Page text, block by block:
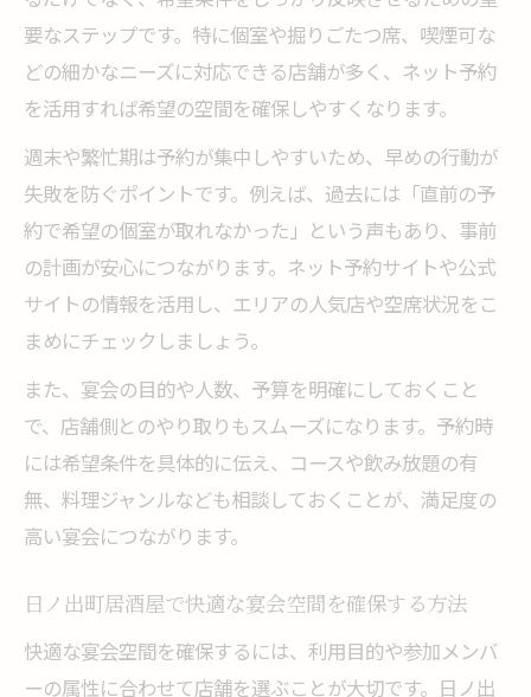
宴会プラン充実で予約人気の居酒屋活用術
個室や喫煙可で選ぶ宴会の新常識
個室居酒屋予約で宴会をゆったり満喫する
方法
喫煙可能な宴会向け居酒屋予約のポイント
宴会に最適な個室・掘りごたつ居酒屋選び
個室宴会予約で周囲を気にせず楽しむコツ
ネット予約で手軽に宴会プラン実現
ネット予約で宴会に最適な居酒屋を探すコ
ツ
宴会に便利なネット予約の使い方と注意点
法
ポイントやクーポンを活用した宴会予約術
ネット予約で宴会の準備が簡単になる理由
要なステップです。特に個室や掘りごたつ席、喫煙可な
どの細かなニーズに対応できる店舗が多く、ネット予約
を活用すれば希望の空間を確保しやすくなります。
週末や繁忙期は予約が集中しやすいため、早めの行動が
失敗を防ぐポイントです。例えば、過去には「直前の予
約で希望の個室が取れなかった」という声もあり、事前
の計画が安心につながります。ネット予約サイトや公式
サイトの情報を活用し、エリアの人気店や空席状況をこ
まめにチェックしましょう。
また、宴会の目的や人数、予算を明確にしておくこと
で、店舗側とのやり取りもスムーズになります。予約時
には希望条件を具体的に伝え、コースや飲み放題の有
無、料理ジャンルなども相談しておくことが、満足度の
高い宴会につながります。
日ノ出町居酒屋で快適な宴会空間を確保する方法
快適な宴会空間を確保するには、利用目的や参加メンバ
ーの属性に合わせて店舗を選ぶことが大切です。日ノ出